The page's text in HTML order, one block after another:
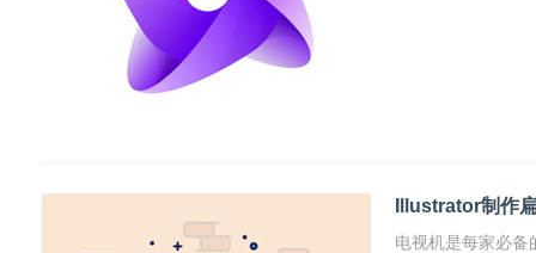
Illustrator制作
电视机是每家必备